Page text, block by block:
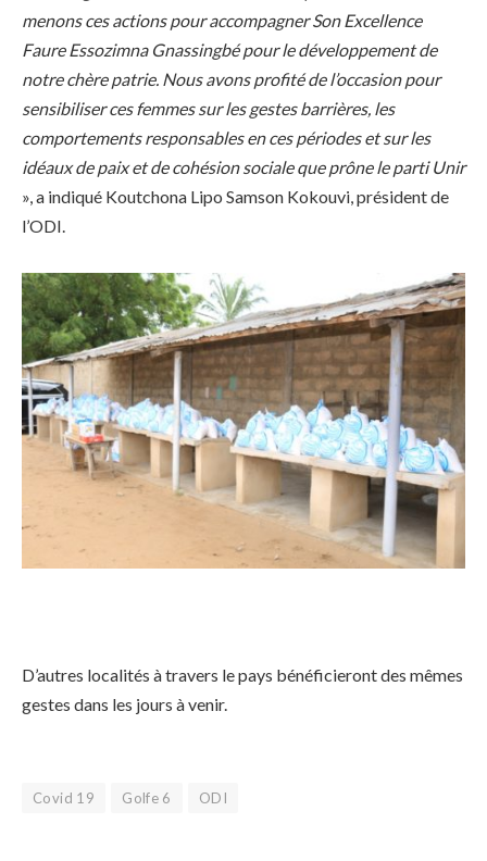
menons ces actions pour accompagner Son Excellence
Faure Essozimna Gnassingbé pour le développement de
notre chère patrie. Nous avons profité de l’occasion pour
sensibiliser ces femmes sur les gestes barrières, les
comportements responsables en ces périodes et sur les
idéaux de paix et de cohésion sociale que prône le parti Unir
», a indiqué Koutchona Lipo Samson Kokouvi, président de
l’ODI.
D’autres localités à travers le pays bénéficieront des mêmes
gestes dans les jours à venir.
Covid 19 Golfe 6 ODI